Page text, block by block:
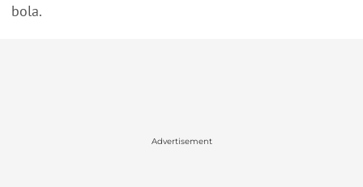
bola.
Advertisement